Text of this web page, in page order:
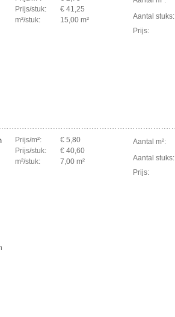
Prijs/stuk:
€ 41,25
m²/stuk:
15,00 m²
Aantal stuks:
Prijs:
Prijs/m²:
€ 5,80
Prijs/stuk:
€ 40,60
m²/stuk:
7,00 m²
Aantal m²:
Aantal stuks:
Prijs: